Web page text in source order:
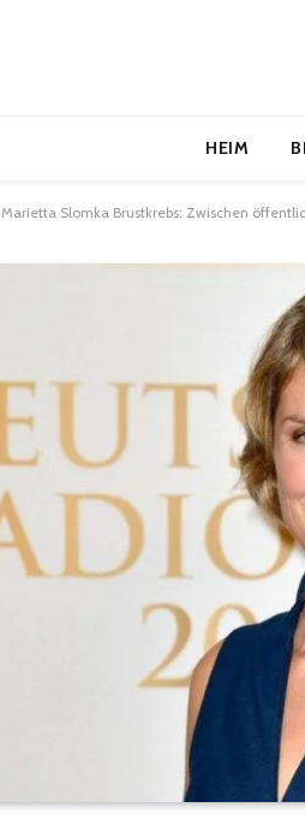
HEIM
Marietta Slomka Brustkrebs: Zwischen